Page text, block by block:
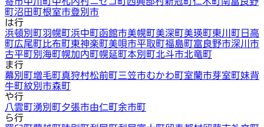
町沼田町根室市登別市
は行
浜頓別町羽幌町浜中町函館市美幌町美深町美瑛町東川町日高
町広尾町比布町東神楽町美唄市平取町福島町富良野市深川市
古平町別海町幌加内町幌延町本別町北斗市北竜町
ま行
幕別町増毛町真狩村松前町三笠市むかわ町室蘭市芽室町妹背
牛町紋別市森町
や行
八雲町湧別町夕張市由仁町余市町
ら行